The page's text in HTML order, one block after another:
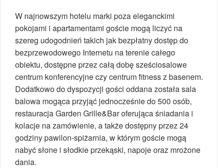
W najnowszym hotelu marki poza eleganckimi
pokojami i apartamentami goście mogą liczyć na
szereg udogodnień takich jak bezpłatny dostęp do
bezprzewodowego Internetu na terenie całego
obiektu, dostępne przez całą dobę sześciosalowe
centrum konferencyjne czy centrum fitness z basenem.
Dodatkowo do dyspozycji gości oddana została sala
balowa mogąca przyjąć jednocześnie do 500 osób,
restauracja Garden Grille&Bar oferująca śniadania i
kolacje na zamówienie, a także dostępny przez 24
godziny pawilon-spiżarnia, w którym goście mogą
nabyć słone i słodkie przekąski, napoje oraz mrożone
dania.